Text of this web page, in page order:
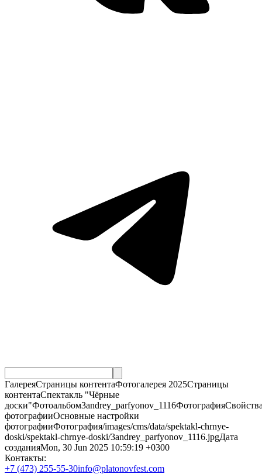
ГалереяСтраницы контентаФотогалерея 2025Страницы
контентаСпектакль "Чёрные
фотографииОсновные настройки
фотографииФотография/images/cms/data/spektakl-chrnye-
doski/spektakl-chrnye-doski/3andrey_parfyonov_1116.jpgДата
созданияMon, 30 Jun 2025 10:59:19 +0300
Контакты:
+7 (473) 255-55-30info@platonovfest.com